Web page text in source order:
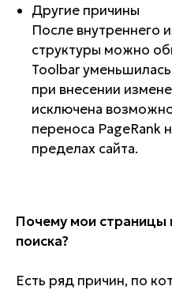
Другие причины
После внутреннего
структуры можно
Toolbar
при внесении
исключена
переноса PageRank
пределах сайта.
Почему мои страницы
поиска?
Есть ряд причин, по